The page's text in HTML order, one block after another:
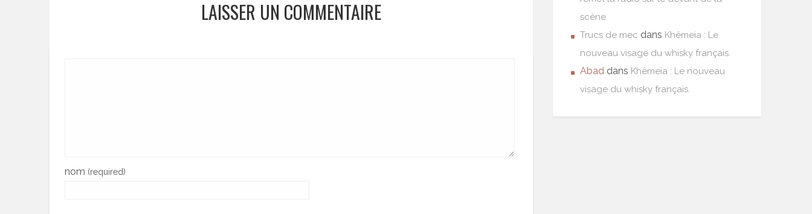
LAISSER UN COMMENTAIRE
nom (required)
scène
Trucs de mec dans Khêmeia : Le
nouveau visage du whisky français.
Abad dans Khêmeia : Le nouveau
visage du whisky français.